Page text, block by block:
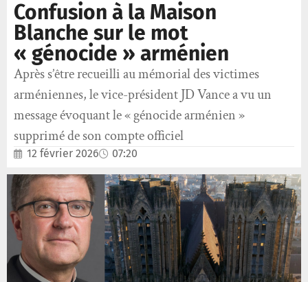
Confusion à la Maison
Blanche sur le mot
« génocide » arménien
Après s’être recueilli au mémorial des victimes
arméniennes, le vice-président JD Vance a vu un
message évoquant le « génocide arménien »
supprimé de son compte officiel
12 février 2026 07:20